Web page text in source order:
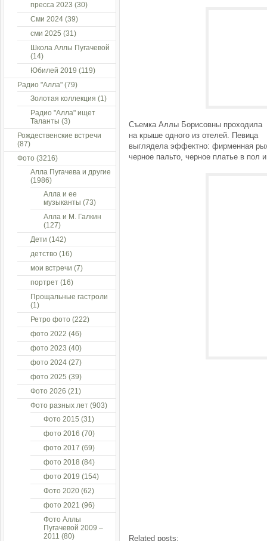
Съемка Аллы Борисовны проходила
на крыше одного из отелей. Певица
выглядела эффектно: фирменная
черное пальто, черное платье в пол
Related posts:
пресса 2023 (30)
Сми 2024 (39)
сми 2025 (31)
Школа Аллы Пугачевой
(14)
Юбилей 2019 (119)
Радио "Алла" (79)
Золотая коллекция (1)
Радио "Алла" ищет
Таланты (3)
Рождественские встречи
(87)
Фото (3216)
Алла Пугачева и другие
(1986)
Алла и ее
музыканты (73)
Алла и М. Галкин
(127)
Дети (142)
детство (16)
мои встречи (7)
портрет (16)
Прощальные гастроли
(1)
Ретро фото (222)
фото 2022 (46)
фото 2023 (40)
фото 2024 (27)
фото 2025 (39)
Фото 2026 (21)
Фото разных лет (903)
Фото 2015 (31)
фото 2016 (70)
фото 2017 (69)
фото 2018 (84)
фото 2019 (154)
Фото 2020 (62)
фото 2021 (96)
Фото Аллы
Пугачевой 2009 –
2011 (80)